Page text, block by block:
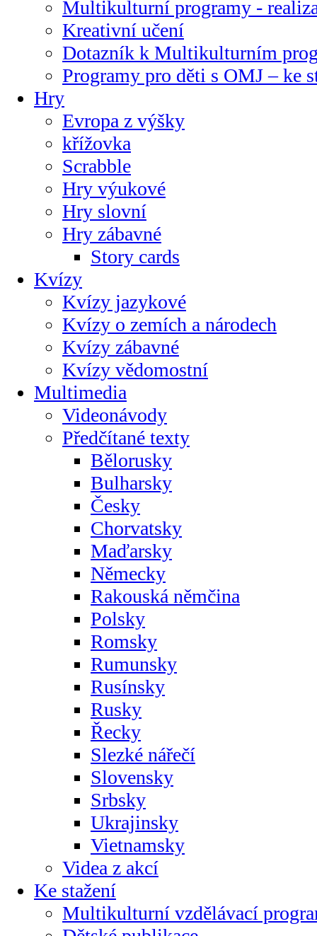
Multikulturní programy -
Kreativní učení
Dotazník k Multikulturním
Programy pro děti s OMJ – ke
Hry
Evropa z výšky
křížovka
Scrabble
Hry výukové
Hry slovní
Hry zábavné
Story cards
Kvízy
Kvízy jazykové
Kvízy o zemích a národech
Kvízy zábavné
Kvízy vědomostní
Multimedia
Videonávody
Předčítané texty
Bělorusky
Bulharsky
Česky
Chorvatsky
Maďarsky
Německy
Rakouská němčina
Polsky
Romsky
Rumunsky
Rusínsky
Rusky
Řecky
Slezké nářečí
Slovensky
Srbsky
Ukrajinsky
Vietnamsky
Videa z akcí
Ke stažení
Multikulturní vzdělávací